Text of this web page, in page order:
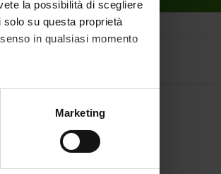
la possibilità di scegliere
su questa proprietà
in qualsiasi momento
metro,Marketing